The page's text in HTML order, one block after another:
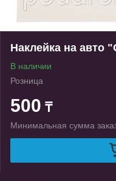
Наклейка на авто
В наличии
Розница
500 ₸
Минимальная сумма